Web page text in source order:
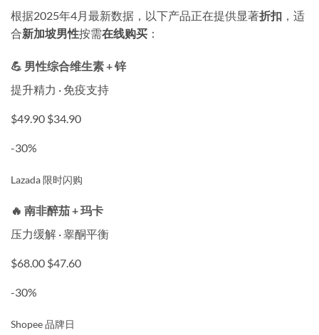
根据2025年4月最新数据，以下产品正在提供显著折扣 ，适
合新加坡男性按需在线购买 ：
💪 男性综合维生素 + 锌
提升精力 · 免疫支持
$49.90 $34.90
-30%
Lazada 限时闪购
🔥 南非醉茄 + 玛卡
压力缓解 · 睾酮平衡
$68.00 $47.60
-30%
Shopee 品牌日